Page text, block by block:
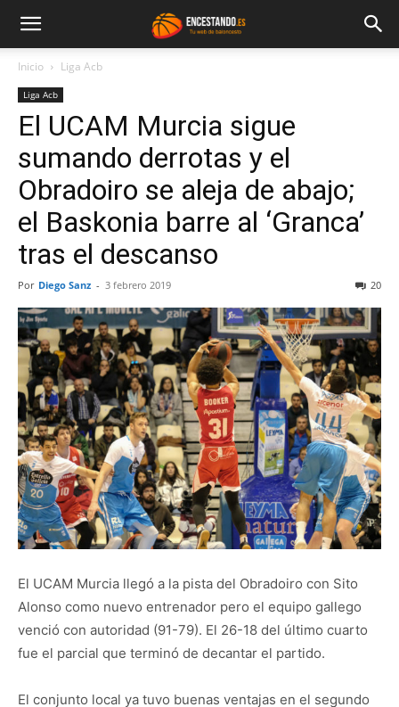
Inicio Liga Acb
Liga Acb
El UCAM Murcia sigue
sumando derrotas y el
Obradoiro se aleja de abajo;
el Baskonia barre al ‘Granca’
tras el descanso
Por Diego Sanz - 3 febrero 2019 20
El UCAM Murcia llegó a la pista del Obradoiro con Sito
Alonso como nuevo entrenador pero el equipo gallego
venció con autoridad (91-79). El 26-18 del último cuarto
fue el parcial que terminó de decantar el partido.
El conjunto local ya tuvo buenas ventajas en el segundo